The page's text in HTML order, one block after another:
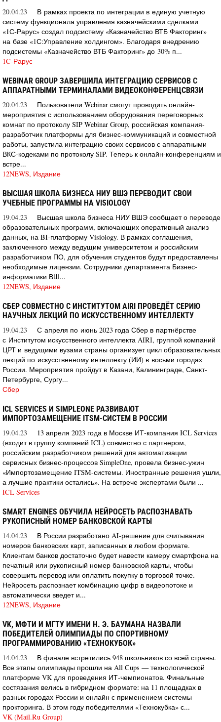
20.04.23
В рамках проекта по интеграции в единую учетную
систему функционала управления казначейскими сделками
«1С‑Рарус» создал подсистему «Казначейство ВТБ Факторинг»
на базе «1С:Управление холдингом». Благодаря внедрению
подсистемы «Казначейство ВТБ Факторинг» до 30% п...
1C-Рарус
WEBINAR GROUP ЗАВЕРШИЛА ИНТЕГРАЦИЮ СЕРВИСОВ С
АППАРАТНЫМИ ТЕРМИНАЛАМИ ВИДЕОКОНФЕРЕНЦСВЯЗИ
20.04.23
Пользователи Webinar смогут проводить онлайн-
мероприятия с использованием оборудования переговорных
комнат по протоколу SIP Webinar Group, российская компания-
разработчик платформы для бизнес-коммуникаций и совместной
работы, запустила интеграцию своих сервисов с аппаратными
ВКС-кодеками по протоколу SIP. Теперь к онлайн-конференциям и
встре...
12NEWS, Издание
ВЫСШАЯ ШКОЛА БИЗНЕСА НИУ ВШЭ ПЕРЕВОДИТ СВОИ
УЧЕБНЫЕ ПРОГРАММЫ НА VISIOLOGY
19.04.23
Высшая школа бизнеса НИУ ВШЭ сообщает о переводе
образовательных программ, включающих оперативный анализ
данных, на BI-платформу Visiology. В рамках соглашения,
заключенного между ведущим университетом и российским
разработчиком ПО, для обучения студентов будут предоставлены
необходимые лицензии. Сотрудники департамента Бизнес-
информатики ВШ...
12NEWS, Издание
СБЕР СОВМЕСТНО С ИНСТИТУТОМ AIRI ПРОВЕДЁТ СЕРИЮ
НАУЧНЫХ ЛЕКЦИЙ ПО ИСКУССТВЕННОМУ ИНТЕЛЛЕКТУ
19.04.23
С апреля по июнь 2023 года Сбер в партнёрстве
с Институтом искусственного интеллекта AIRI, группой компаний
ЦРТ и ведущими вузами страны организует цикл образовательных
лекций по искусственному интеллекту (ИИ) в восьми городах
России. Мероприятия пройдут в Казани, Калининграде, Санкт-
Петербурге, Сургу...
Сбер
ICL SERVICES И SIMPLEONE РАЗВИВАЮТ
ИМПОРТОЗАМЕЩЕНИЕ ITSM-СИСТЕМ В РОССИИ
19.04.23
13 апреля 2023 года в Москве ИТ-компания ICL Services
(входит в группу компаний ICL) совместно с партнером,
российским разработчиком решений для автоматизации
сервисных бизнес-процессов SimpleOne, провела бизнес-ужин
«Импортозамещение ITSM-системы. Иностранные решения ушли,
а лучшие практики остались». На встрече экспертами были ...
ICL Services
SMART ENGINES ОБУЧИЛА НЕЙРОСЕТЬ РАСПОЗНАВАТЬ
РУКОПИСНЫЙ НОМЕР БАНКОВСКОЙ КАРТЫ
14.04.23
В России разработано AI-решение для считывания
номеров банковских карт, записанных в любом формате.
Клиентам банков достаточно будет навести камеру смартфона на
печатный или рукописный номер банковской карты, чтобы
совершить перевод или оплатить покупку в торговой точке.
Нейросеть распознает комбинацию цифр в видеопотоке и
автоматически введет и...
12NEWS, Издание
VK, МФТИ И МГТУ ИМЕНИ Н. Э. БАУМАНА НАЗВАЛИ
ПОБЕДИТЕЛЕЙ ОЛИМПИАДЫ ПО СПОРТИВНОМУ
ПРОГРАММИРОВАНИЮ «ТЕХНОКУБОК»
14.04.23
В финале встретились 948 школьников со всей страны.
Все этапы олимпиады прошли на All Cups — технологической
платформе VK для проведения ИТ-чемпионатов. Финальные
состязания велись в гибридном формате: на 11 площадках в
разных городах России и онлайн с применением системы
прокторинга. В этом году победителями «Технокубка» с...
VK (Mail.Ru Group)